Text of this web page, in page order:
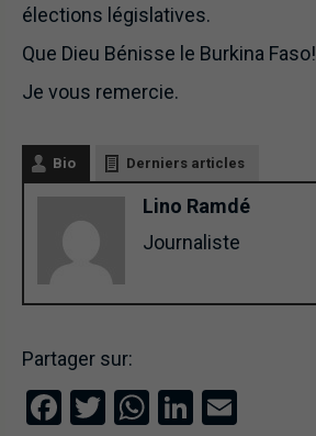
élections législatives.
Que Dieu Bénisse le Burkina Faso!
Je vous remercie.
Bio Derniers articles
Lino Ramdé
Journaliste
Partager sur:
Facebook
Twitter
WhatsApp
LinkedIn